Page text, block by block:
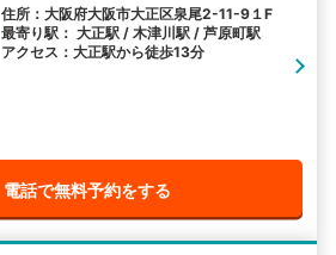
住所：大阪府大阪市大正区泉尾2-11-9１F
最寄り駅： 大正駅 / 木津川駅 / 芦原町駅
アクセス：大正駅から徒歩13分
電話で無料予約をする